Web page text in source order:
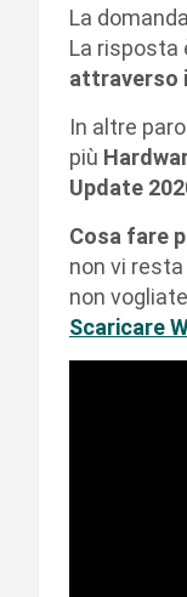
La
La risposta
attraverso
In altre
più
Update
Cosa fare
non vi
non
Scaricare